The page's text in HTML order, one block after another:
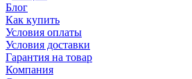
Блог
Как купить
Условия оплаты
Условия доставки
Гарантия на товар
Компания